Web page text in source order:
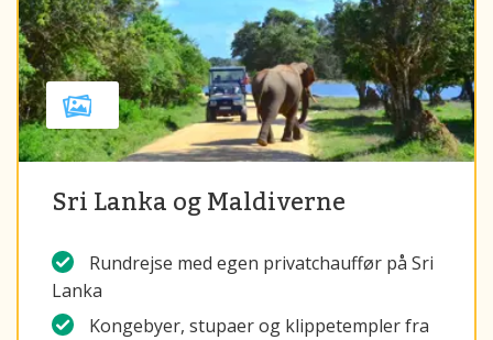
Sri Lanka og Maldiverne
Rundrejse med egen privatchauffør på Sri
Lanka
Kongebyer, stupaer og klippetempler fra